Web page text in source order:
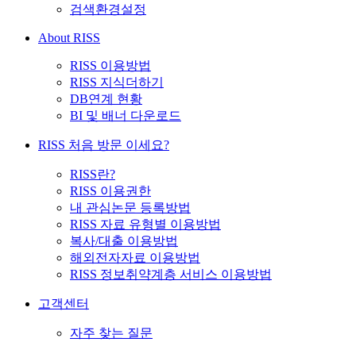
검색환경설정
About RISS
RISS 이용방법
RISS 지식더하기
DB연계 현황
BI 및 배너 다운로드
RISS 처음 방문 이세요?
RISS란?
RISS 이용권한
내 관심논문 등록방법
RISS 자료 유형별 이용방법
복사/대출 이용방법
해외전자자료 이용방법
RISS 정보취약계층 서비스 이용방법
고객센터
자주 찾는 질문